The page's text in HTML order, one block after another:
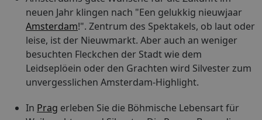
neuen Jahr klingen nach "Een gelukkig nieuwjaar
Amsterdam!". Zentrum des Spektakels, ob laut oder
leise, ist der Nieuwmarkt. Aber auch an weniger
besuchten Fleckchen der Stadt wie dem
Leidseplöein oder den Grachten wird Silvester zum
unvergesslichen Amsterdam-Highlight.
In Prag erleben Sie die Böhmische Lebensart für